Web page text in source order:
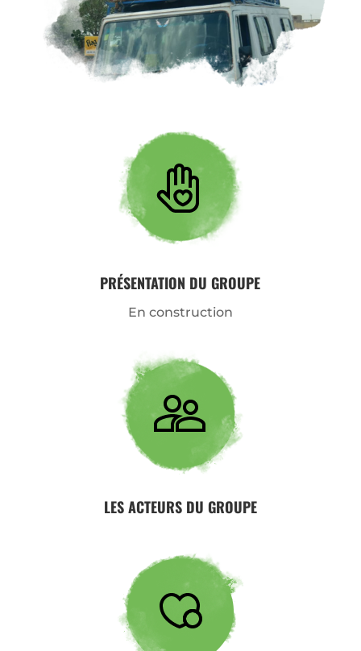
PRÉSENTATION DU GROUPE
En construction
LES ACTEURS DU GROUPE